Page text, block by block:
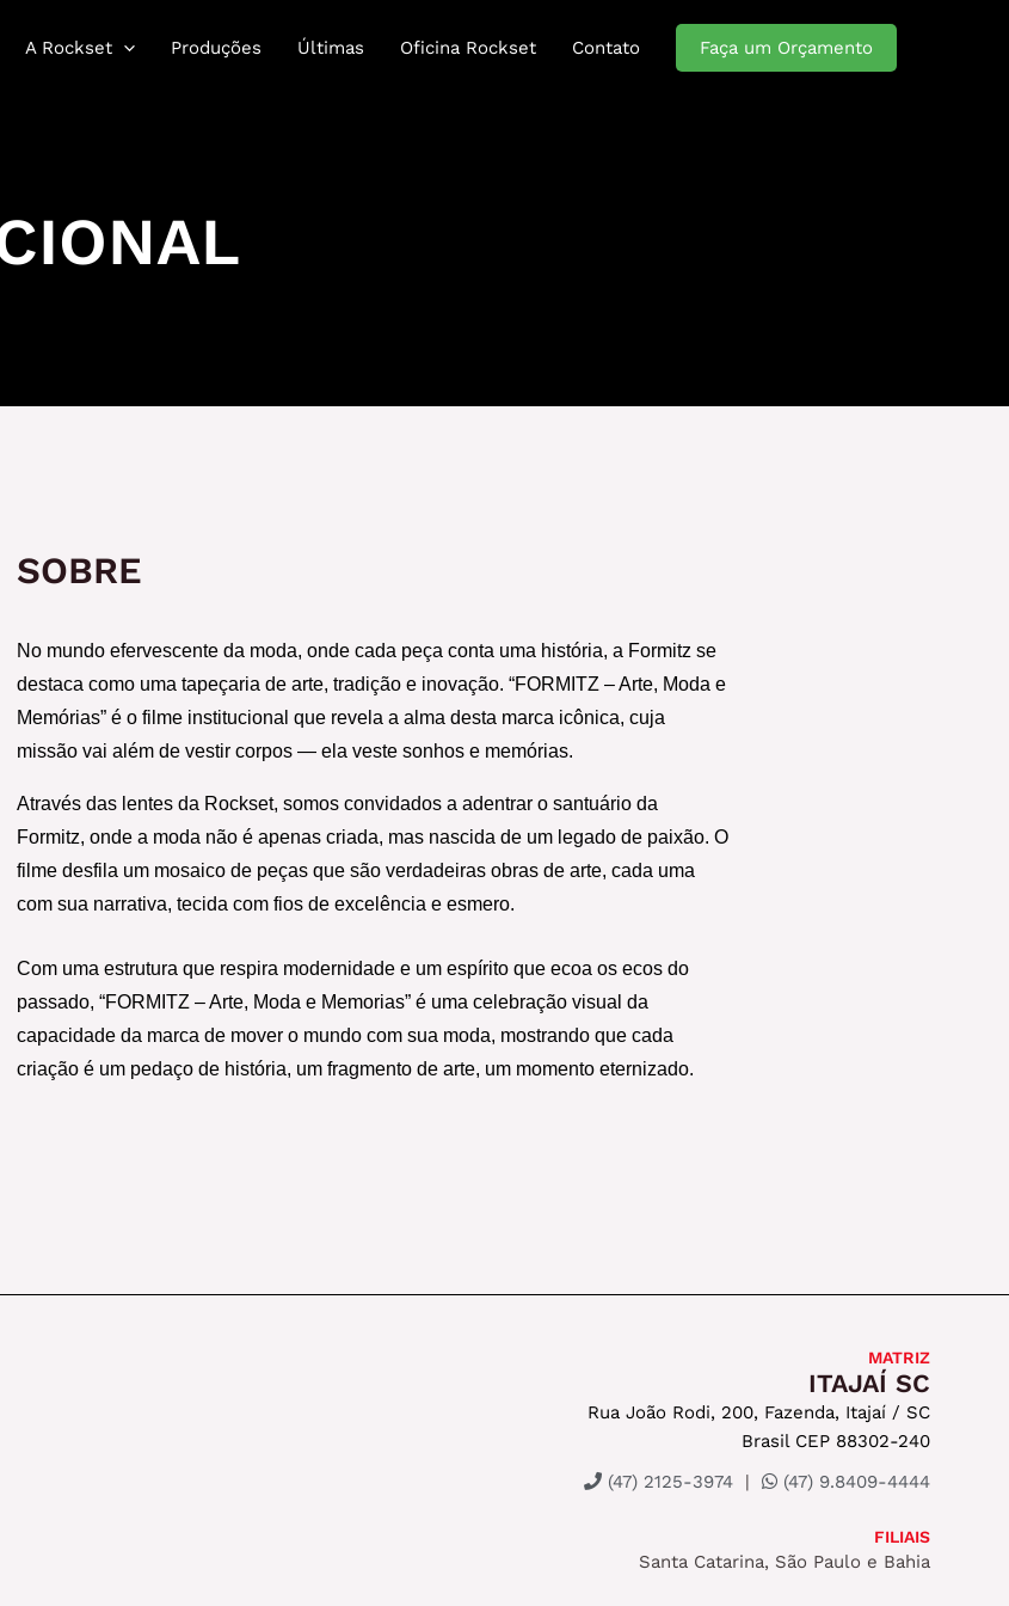
A Rockset Produções Últimas Oficina Rockset Contato Faça um Orçamento
SOBRE
No mundo efervescente da moda, onde cada peça conta uma história, a Formitz se
destaca como uma tapeçaria de arte, tradição e inovação. “FORMITZ – Arte, Moda e
Memórias” é o filme institucional que revela a alma desta marca icônica, cuja
missão vai além de vestir corpos — ela veste sonhos e memórias.
Através das lentes da Rockset, somos convidados a adentrar o santuário da
Formitz, onde a moda não é apenas criada, mas nascida de um legado de paixão. O
filme desfila um mosaico de peças que são verdadeiras obras de arte, cada uma
com sua narrativa, tecida com fios de excelência e esmero.
Com uma estrutura que respira modernidade e um espírito que ecoa os ecos do
passado, “FORMITZ – Arte, Moda e Memorias” é uma celebração visual da
capacidade da marca de mover o mundo com sua moda, mostrando que cada
criação é um pedaço de história, um fragmento de arte, um momento eternizado.
MATRIZ
ITAJAÍ SC
Rua João Rodi, 200, Fazenda, Itajaí / SC
Brasil CEP 88302-240
(47) 2125-3974
| (47) 9.8409-4444
FILIAIS
Santa Catarina, São Paulo e Bahia